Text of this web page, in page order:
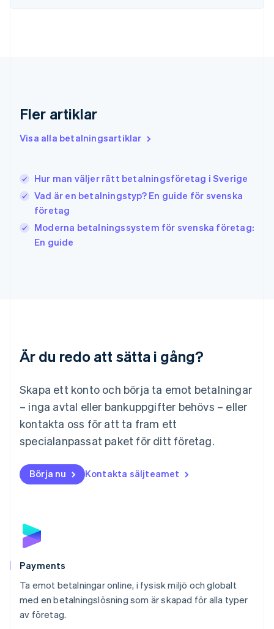
Fler artiklar
Visa alla betalningsartiklar
Hur man väljer rätt betalningsföretag i Sverige
Vad är en betalningstyp? En guide för svenska
företag
Moderna betalningssystem för svenska företag:
En guide
Är du redo att sätta i gång?
Skapa ett konto och börja ta emot betalningar
– inga avtal eller bankuppgifter behövs – eller
kontakta oss för att ta fram ett
specialanpassat paket för ditt företag.
Börja nu Kontakta säljteamet
Payments
Ta emot betalningar online, i fysisk miljö och globalt
med en betalningslösning som är skapad för alla typer
av företag.
English
English
Japan
日本語 English
EnglishFrançais
Kroatien
EnglishItaliano
Malaysia
English
Mexiko
Nederländerna
NederlandsEnglish
English
Nya Zeeland
Portugal
Português
English
DeutschFrançaisItalianoEnglish
Singapore
English简体中文